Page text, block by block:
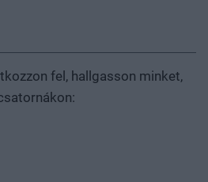
fel, hallgasson minket,